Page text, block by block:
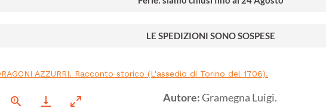
LE SPEDIZIONI SONO SOSPESE
AZZURRI. Racconto storico (L'assedio di Torino del 1706).
Autore:Gramegna Luigi.